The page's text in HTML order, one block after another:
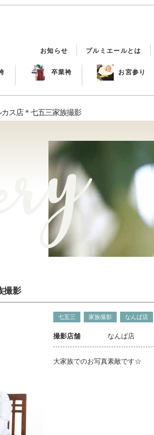
お知らせ プルミエールとは
卒業袴 お宮参り
ス店＊七五三家族撮影
撮影
七五三 家族撮影 なんば店
撮影店舗 なんば店
大家族でのお写真素敵です☆